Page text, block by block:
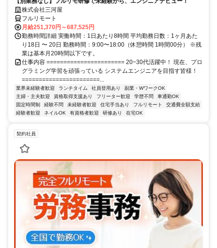
株式会社三河屋
フルリモート
月給251,370円～687,525円
勤務時間詳細 実働時間：1日あたり8時間 平均勤務日数：1ヶ月あた
り18日 〜 20日 勤務時間：9:00〜18:00（休憩時間 1時間00分） ※残
業は基本月20時間以下です。
仕事内容 ======================= 20−30代活躍中！ 現在、プロ
グラミング学習を頑張っている システムエンジニアを目指す皆様！
=======================...
業界未経験者歓迎 ランチタイム 社員登用あり
副業・WワークOK
主婦・主夫歓迎
資格取得支援あり フリーター歓迎 学歴不問
車通勤OK
固定時間制
経験不問 未経験者歓迎 住宅手当あり フルリモート
交通費全額支給
経験者歓迎
ネイルOK 有資格者歓迎 研修あり 在宅OK
契約社員